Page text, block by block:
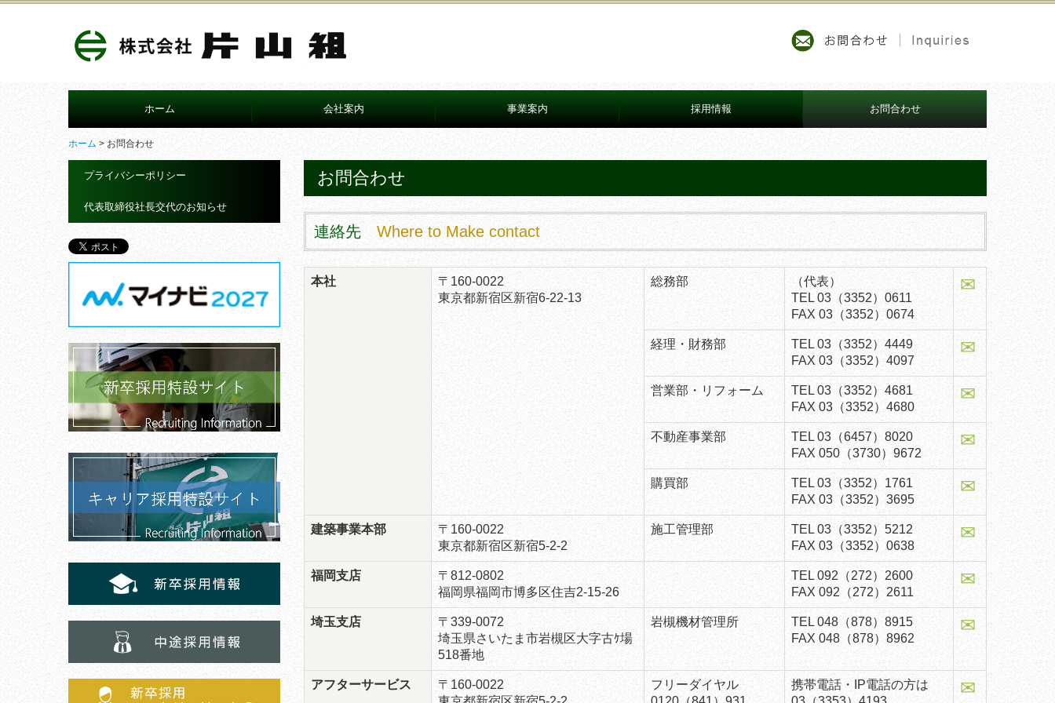
ホーム 会社案内 事業案内
新築事業
リフォーム事業
不動産企画業務
賃貸管理業務
採用情報
仕事紹介／社員メッセージ
新卒・募集要項
中途採用情報・募集要項
エントリーはこちら
お問合わせフォーム
お問合わせ
ホーム お問合わせ
プライバシーポリシー
代表取締役社長交代のお知らせ
お問合わせ
連絡先 Where to Make contact
本社
〒160-0022
東京都新宿区新宿6-22-13
総務部
（代表）
TEL 03（3352）0611
FAX 03（3352）0674
✉
経理・財務部 TEL03（3352）4449
FAX 03（3352）4097
✉
営業部・リフォーム TEL 03（3352）4681
FAX 03（3352）4680
✉
不動産事業部 TEL 03（6457）8020
FAX 050（3730）9672
✉
購買部 TEL03（3352）1761
FAX 03（3352）3695
✉
建築事業本部
〒160-0022
東京都新宿区新宿5-2-2
施工管理部 TEL 03（3352）5212
FAX 03（3352）0638
✉
福岡支店
〒812-0802
福岡県福岡市博多区住吉2-15-26
TEL 092（272）2600
FAX 092（272）2611
✉
埼玉支店
〒339-0072
埼玉県さいたま市岩槻区大字古ｹ場
518番地
岩槻機材管理所 TEL 048（878）8915
FAX 048（878）8962
✉
アフターサービス
〒160-0022
フリーダイヤル
携帯電話・IP電話の方は
✉